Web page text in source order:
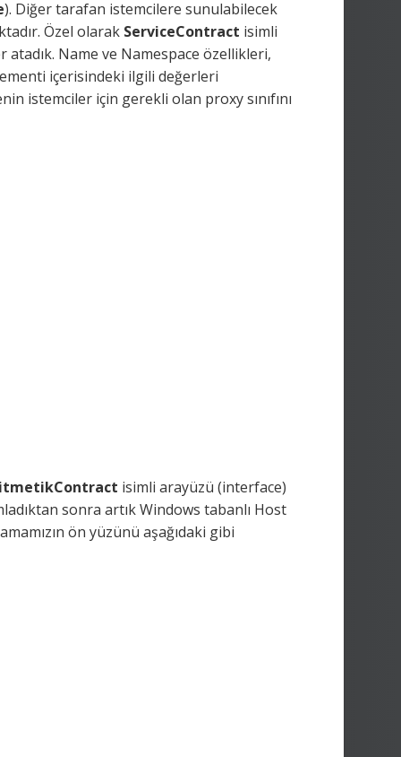
). Diğer tarafan istemcilere sunulabilecek
Özel olarak ServiceContract isimli
atadık. Name ve Namespace özellikleri,
içerisindeki ilgili değerleri
istemciler için gerekli olan proxy sınıfını
isimli arayüzü (interface)
sonra artık Windows tabanlı Host
ön yüzünü aşağıdaki gibi